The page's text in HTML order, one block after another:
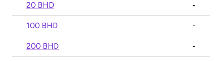
20 BHD -
100 BHD -
200 BHD -